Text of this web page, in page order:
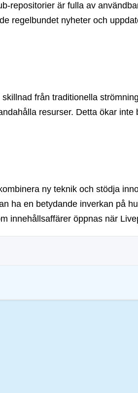
repositorier är fulla av
regelbundet nyheter och
från traditionella
resurser. Detta ökar inte
ny teknik och stödja
ha en betydande inverkan på
innehållsaffärer öppnas när
främja transparens och säkerställa
främjar förtroende för digitala tillgångar.